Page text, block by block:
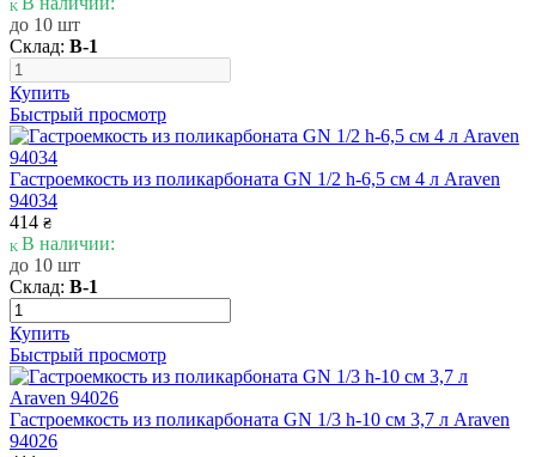
до 10 шт
Склад: В-1
Купить
Быстрый просмотр
Гастроемкость из поликарбоната GN 1/2 h-6,5 см 4 л Araven
94034
414 ₴
В наличии:
до 10 шт
Склад: В-1
Купить
Быстрый просмотр
Гастроемкость из поликарбоната GN 1/3 h-10 см 3,7 л Araven
94026